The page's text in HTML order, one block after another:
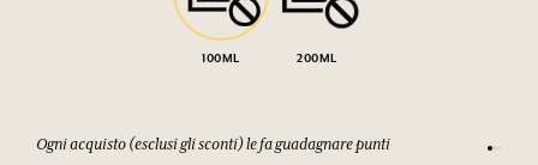
100ML 200ML
Ogni acquisto (esclusi gli sconti) le fa guadagnare punti